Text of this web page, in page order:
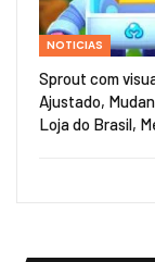
NOTICIAS
Sprout com
Ajustado,
Loja do Brasil,